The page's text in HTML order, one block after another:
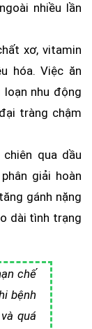
nhiều lần
xơ, vitamin
hóa. Việc ăn
nhu động
tràng chậm
qua dầu
giải hoàn
gánh nặng
dài tình trạng
chế
bệnh
quá